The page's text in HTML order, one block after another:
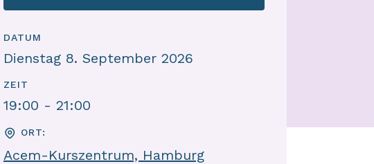
DATUM
Dienstag 8. September 2026
ZEIT
19:00 - 21:00
ORT:
Acem-Kurszentrum, Hamburg